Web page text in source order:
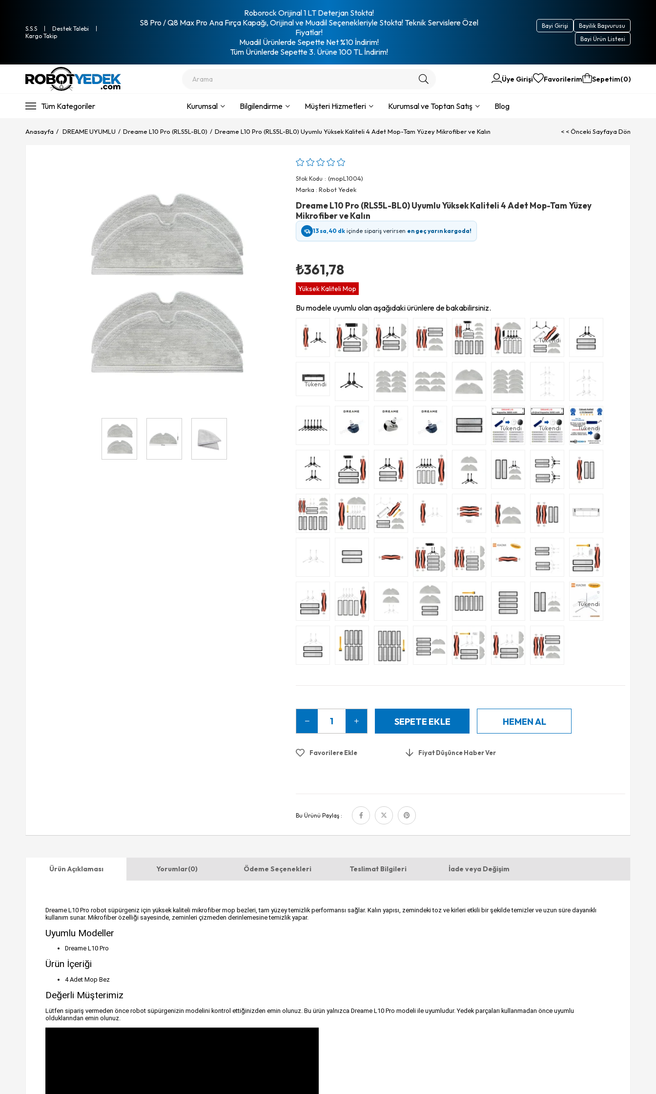
S.S.S
Destek Talebi
Kargo Takip
Roborock Orijinal 1 LT Deterjan Stokta!
S8 Pro / Q8 Max Pro Ana Fırça Kapağı, Orijinal ve Muadil Seçenekleriyle Stokta! Teknik Servislere Özel
Fiyatlar!
Muadil Ürünlerde Sepette Net %10 İndirim!
Tüm Ürünlerde Sepette 3. Ürüne 100 TL İndirim!
Bayilik Başvurusu
Bayi Girişi
Bayi Ürün Listesi
Üye Girişi Favorilerim Sepetim 0
Tüm Kategoriler Kurumsal Bilgilendirme Müşteri Hizmetleri Kurumsal ve Toptan Satış Blog
Anasayfa DREAME UYUMLU Dreame L10 Pro (RLS5L-BL0) Dreame L10 Pro (RLS5L-BL0) Uyumlu Yüksek Kaliteli 4 Adet Mop-Tam Yüzey Mikrofiber ve Kalın < < Önceki Sayfaya Dön
Stok Kodu
(mopL1004)
Marka : Robot Yedek
Dreame L10 Pro (RLS5L-BL0) Uyumlu Yüksek Kaliteli 4 Adet Mop-Tam Yüzey
Mikrofiber ve Kalın
13 sa, 40 dk içinde sipariş verirsen en geç yarın kargoda!
₺361,78
Yüksek Kaliteli Mop
Bu modele uyumlu olan aşağıdaki ürünlere de bakabilirsiniz.
Tükendi
Tükendi
Tükendi Tükendi Tükendi
Tükendi
Favorilere Ekle Fiyat Düşünce Haber Ver
Bu Ürünü Paylaş :
Ürün Açıklaması Yorumlar(0) Ödeme Seçenekleri Teslimat Bilgileri İade veya Değişim
Dreame L10 Pro robot süpürgeniz için yüksek kaliteli mikrofiber mop bezleri, tam yüzey temizlik performansı sağlar. Kalın yapısı, zemindeki toz ve kirleri etkili bir şekilde temizler ve uzun süre dayanıklı
kullanım sunar. Mikrofiber özelliği sayesinde, zeminleri çizmeden derinlemesine temizlik yapar.
Uyumlu Modeller
Dreame L10 Pro
Ürün İçeriği
4 Adet Mop Bez
Değerli Müşterimiz
Lütfen sipariş vermeden önce robot süpürgenizin modelini kontrol ettiğinizden emin olunuz. Bu ürün yalnızca Dreame L10 Pro modeli ile uyumludur. Yedek parçaları kullanmadan önce uyumlu
olduklarından emin olunuz.